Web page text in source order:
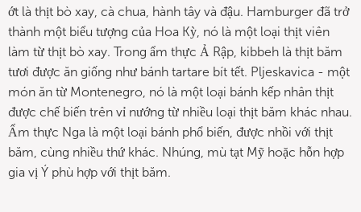
ớt là thịt bò xay, cà chua, hành tây và đậu. Hamburger đã trở
thành một biểu tượng của Hoa Kỳ, nó là một loại thịt viên
làm từ thịt bò xay. Trong ẩm thực Ả Rập, kibbeh là thịt băm
tươi được ăn giống như bánh tartare bít tết. Pljeskavica - một
món ăn từ Montenegro, nó là một loại bánh kếp nhân thịt
được chế biến trên vỉ nướng từ nhiều loại thịt băm khác nhau.
Ẩm thực Nga là một loại bánh phổ biến, được nhồi với thịt
băm, cùng nhiều thứ khác. Nhúng, mù tạt Mỹ hoặc hỗn hợp
gia vị Ý phù hợp với thịt băm.